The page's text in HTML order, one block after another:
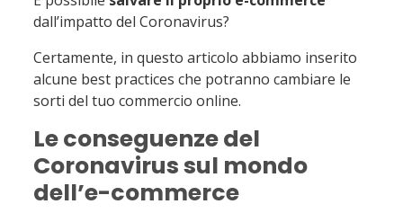
dall’impatto del Coronavirus?
Certamente, in questo articolo abbiamo inserito
alcune best practices che potranno cambiare le
sorti del tuo commercio online.
Le conseguenze del
Coronavirus sul mondo
dell’e-commerce